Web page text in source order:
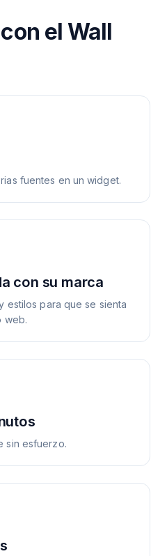
el Wall
fuentes en un widget.
con su marca
estilos para que se sienta
web.
sin esfuerzo.